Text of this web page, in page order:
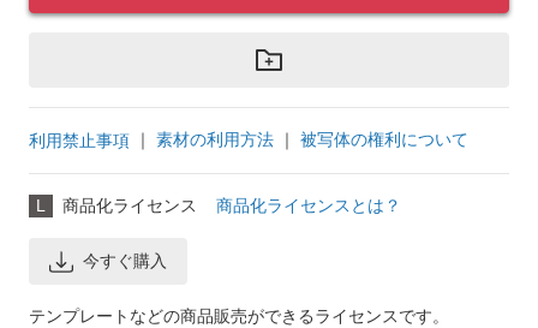
利用禁止事項 ｜ 素材の利用方法 ｜ 被写体の権利について
L 商品化ライセンス 商品化ライセンスとは？
今すぐ購入
テンプレートなどの商品販売ができるライセンスです。